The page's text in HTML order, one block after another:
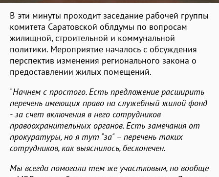
В эти минуты проходит заседание рабочей группы
комитета Саратовской облдумы по вопросам
жилищной, строительной и коммунальной
политики. Мероприятие началось с обсуждения
перспектив изменения регионального закона о
предоставлении жилых помещений.
"Начнем с простого. Есть предложение расширить
перечень имеющих право на служебный жилой фонд
- за счет включения в него сотрудников
правоохранительных органов. Есть замечания от
прокуратуры, но я тут "за" – перечень таких
сотрудников, как выяснилось, бесконечен.
Мы всегда помогали тем же участковым, но вообще